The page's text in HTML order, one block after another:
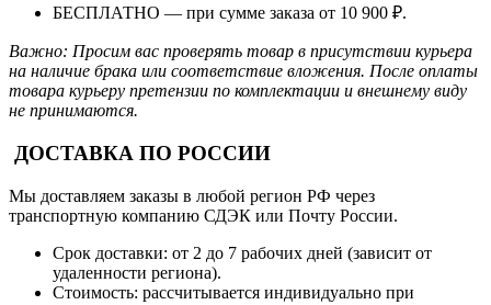
БЕСПЛАТНО — при сумме заказа от 10 900 ₽.
Важно: Просим вас проверять товар в присутствии курьера
на наличие брака или соответствие вложения. После оплаты
товара курьеру претензии по комплектации и внешнему виду
не принимаются.
ДОСТАВКА ПО РОССИИ
Мы доставляем заказы в любой регион РФ через
транспортную компанию СДЭК или Почту России.
Срок доставки: от 2 до 7 рабочих дней (зависит от
удаленности региона).
Стоимость: рассчитывается индивидуально при